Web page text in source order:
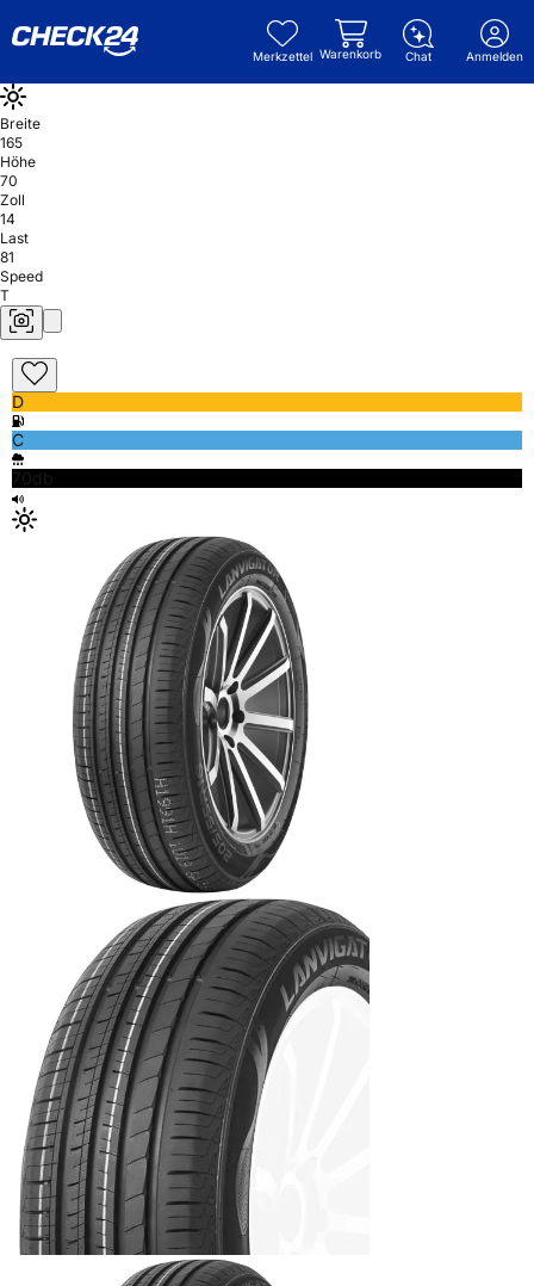
Merkzettel Warenkorb Chat Anmelden
Breite
165
Höhe
70
Zoll
14
Last
81
Speed
T
D
C
70db